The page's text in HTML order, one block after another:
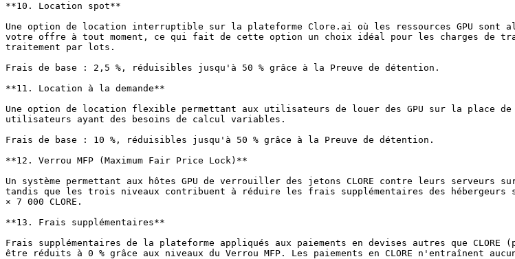
**10. Location spot**
Une option de location interruptible sur la plateforme Clore.ai où les ressources GPU sont
votre offre à tout moment, ce qui fait de cette option un choix idéal pour les charges de
traitement par lots.
Frais de base : 2,5 %, réduisibles jusqu'à 50 % grâce à la Preuve de détention.
**11. Location à la demande**
Une option de location flexible permettant aux utilisateurs de louer des GPU sur la place
utilisateurs ayant des besoins de calcul variables.
Frais de base : 10 %, réduisibles jusqu'à 50 % grâce à la Preuve de détention.
**12. Verrou MFP (Maximum Fair Price Lock)**
Un système permettant aux hôtes GPU de verrouiller des jetons CLORE contre leurs serveurs
tandis que les trois niveaux contribuent à réduire les frais supplémentaires des hébergeurs
× 7 000 CLORE.
**13. Frais supplémentaires**
Frais supplémentaires de la plateforme appliqués aux paiements en devises autres que
être réduits à 0 % grâce aux niveaux du Verrou MFP. Les paiements en CLORE n'entraînent